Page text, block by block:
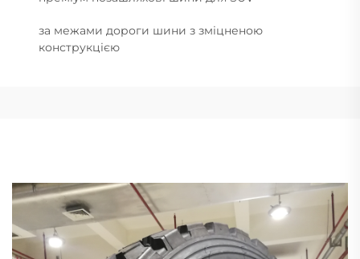
за межами дороги шини з зміцненою
конструкцією